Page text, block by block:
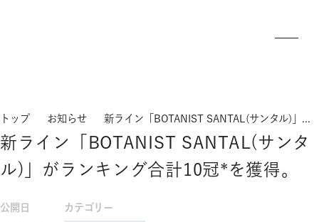
トップ お知らせ 新ライン「BOTANIST SANTAL(サンタル)」がランキング合計10冠*を獲得。
新ライン「BOTANIST SANTAL(サンタ
ル)」がランキング合計10冠*を獲得。
公開日 カテゴリー